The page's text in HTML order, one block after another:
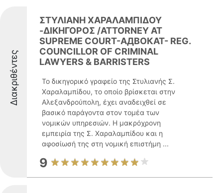
Διακριθέντες
ΣΤΥΛΙΑΝΗ ΧΑΡΑΛΑΜΠΙΔΟΥ
-ΔΙΚΗΓΟΡΟΣ /ATTORNEY AT
SUPREME COURT-АДВОКАТ- REG.
COUNCILLOR OF CRIMINAL
LAWYERS & BARRISTERS
Το δικηγορικό γραφείο της Στυλιανής Σ.
Χαραλαμπίδου, το οποίο βρίσκεται στην
Αλεξανδρούπολη, έχει αναδειχθεί σε
βασικό παράγοντα στον τομέα των
νομικών υπηρεσιών. Η μακρόχρονη
εμπειρία της Σ. Χαραλαμπίδου και η
αφοσίωσή της στη νομική επιστήμη ...
9